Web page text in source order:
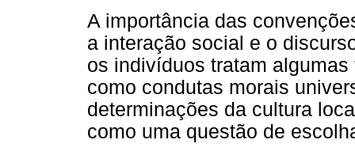
A importância das
a interação social e o
os indivíduos tratam
como condutas morais
determinações da cultura
como uma questão de